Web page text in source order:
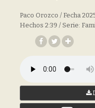
Paco Orozco / Fecha
Hechos 2:39 / Serie: